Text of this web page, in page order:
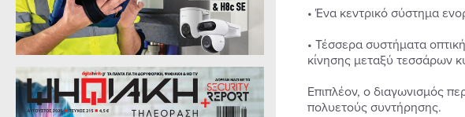
• Ένα κεντρικό σύστημα
• Τέσσερα συστήματα
κίνησης μεταξύ τεσσάρων
Επιπλέον, ο διαγωνισμός
πολυετούς συντήρησης.